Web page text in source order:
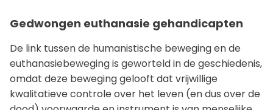
Gedwongen euthanasie gehandicapten
De link tussen de humanistische beweging en de
euthanasiebeweging is geworteld in de geschiedenis,
omdat deze beweging gelooft dat vrijwillige
kwalitatieve controle over het leven (en dus over de